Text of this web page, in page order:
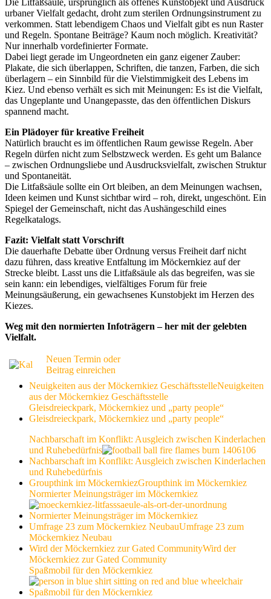
urbaner Vielfalt gedacht, droht zum sterilen Ordnungsinstrument zu
verkommen. Statt lebendigem Chaos und Vielfalt gibt es nun Raster
und Regeln. Spontane Beiträge? Kaum noch möglich. Kreativität?
Nur innerhalb vordefinierter Formate.
Dabei liegt gerade im Ungeordneten ein ganz eigener Zauber:
Plakate, die sich überlappen, Schriften, die tanzen, Farben, die sich
überlagern – ein Sinnbild für die Vielstimmigkeit des Lebens im
Kiez. Und ebenso verhält es sich mit Meinungen: Es ist die Vielfalt,
das Ungeplante und Unangepasste, das den öffentlichen Diskurs
spannend macht.
Ein Plädoyer für kreative Freiheit
Natürlich braucht es im öffentlichen Raum gewisse Regeln. Aber
Regeln dürfen nicht zum Selbstzweck werden. Es geht um Balance
– zwischen Ordnungsliebe und Ausdrucksvielfalt, zwischen Struktur
und Spontaneität.
Die Litfaßsäule sollte ein Ort bleiben, an dem Meinungen wachsen,
Ideen keimen und Kunst sichtbar wird – roh, direkt, ungeschönt. Ein
Spiegel der Gemeinschaft, nicht das Aushängeschild eines
Regelkatalogs.
Fazit: Vielfalt statt Vorschrift
Die dauerhafte Debatte über Ordnung versus Freiheit darf nicht
dazu führen, dass kreative Entfaltung im Möckernkiez auf der
Strecke bleibt. Lasst uns die Litfaßsäule als das begreifen, was sie
sein kann: ein lebendiges, vielfältiges Forum für freie
Meinungsäußerung, ein gewachsenes Kunstobjekt im Herzen des
Kiezes.
Weg mit den normierten Infoträgern – her mit der gelebten
Vielfalt.
Neuen Termin oder
Beitrag einreichen
Neuigkeiten aus der Möckernkiez GeschäftsstelleNeuigkeiten
aus der Möckernkiez Geschäftsstelle
Gleisdreieckpark, Möckernkiez und „party people“
Gleisdreieckpark, Möckernkiez und „party people“
Nachbarschaft im Konflikt: Ausgleich zwischen Kinderlachen
und Ruhebedürfnis
Nachbarschaft im Konflikt: Ausgleich zwischen Kinderlachen
und Ruhebedürfnis
Groupthink im MöckernkiezGroupthink im Möckernkiez
Normierter Meinungsträger im Möckernkiez
Normierter Meinungsträger im Möckernkiez
Umfrage 23 zum Möckernkiez NeubauUmfrage 23 zum
Möckernkiez Neubau
Wird der Möckernkiez zur Gated CommunityWird der
Möckernkiez zur Gated Community
Spaßmobil für den Möckernkiez
Spaßmobil für den Möckernkiez